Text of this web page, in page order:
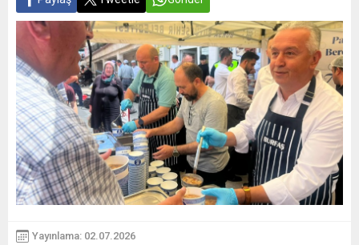
Yayınlama: 02.07.2026